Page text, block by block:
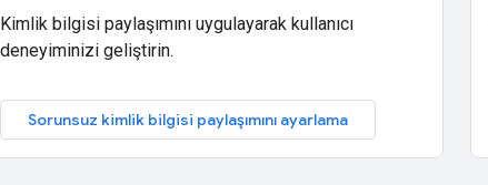
Kimlik bilgisi paylaşımını uygulayarak kullanıcı
deneyiminizi geliştirin.
Sorunsuz kimlik bilgisi paylaşımını ayarlama